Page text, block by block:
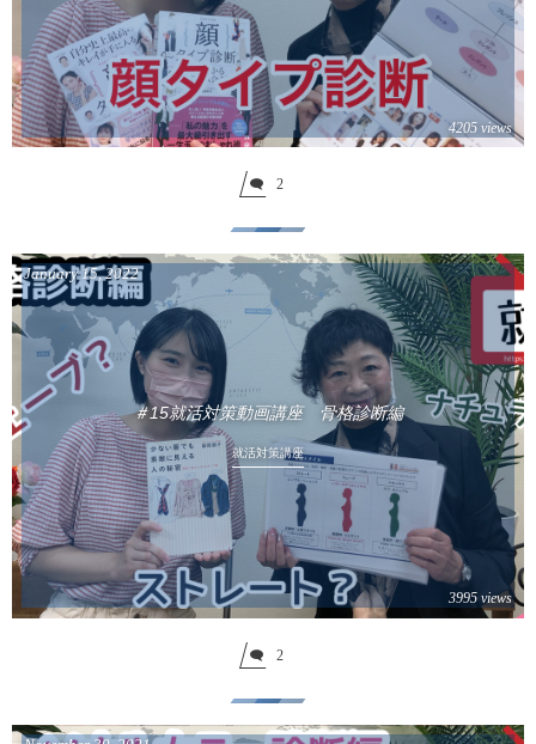
4205 views
2
＃15就活対策動画講座 骨格診断編
January 15,2022
就活対策講座
3995 views
2